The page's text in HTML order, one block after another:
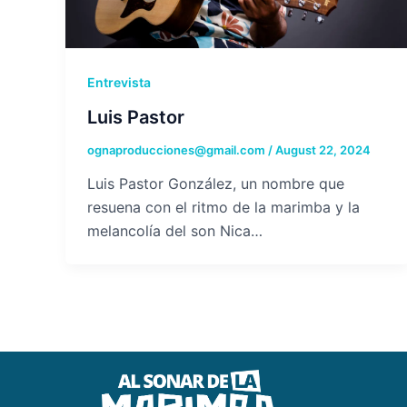
Entrevista
Luis Pastor
ognaproducciones@gmail.com /August 22, 2024
Luis Pastor González, un nombre que
resuena con el ritmo de la marimba y la
melancolía del son Nica…